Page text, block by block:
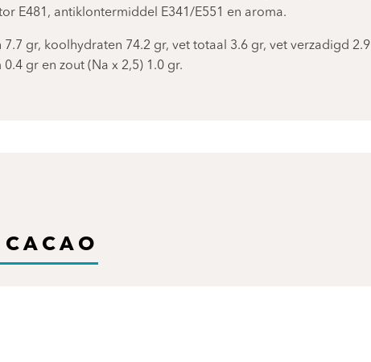
E481, antiklontermiddel E341/E551 en aroma.
gr, koolhydraten 74.2 gr, vet totaal 3.6 gr, vet verzadigd 2.9
gr en zout (Na x 2,5) 1.0 gr.